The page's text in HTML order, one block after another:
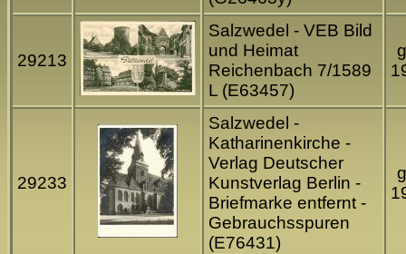
29213
Salzwedel - VEB Bild
und Heimat
Reichenbach 7/1589
L (E63457)
29233
Salzwedel -
Katharinenkirche -
Verlag Deutscher
Kunstverlag Berlin -
Briefmarke entfernt -
Gebrauchsspuren
(E76431)